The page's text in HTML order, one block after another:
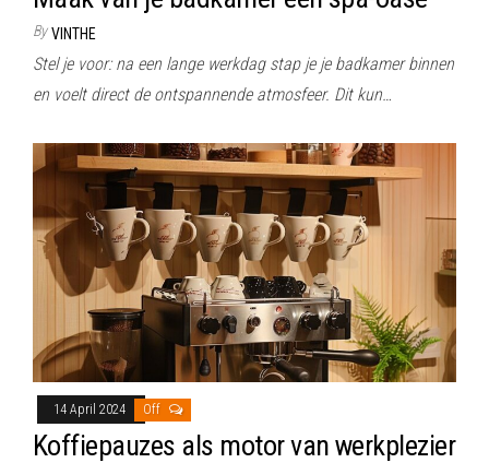
By VINTHE
Stel je voor: na een lange werkdag stap je je badkamer binnen
en voelt direct de ontspannende atmosfeer. Dit kun…
14 April 2024 Off
Koffiepauzes als motor van werkplezier